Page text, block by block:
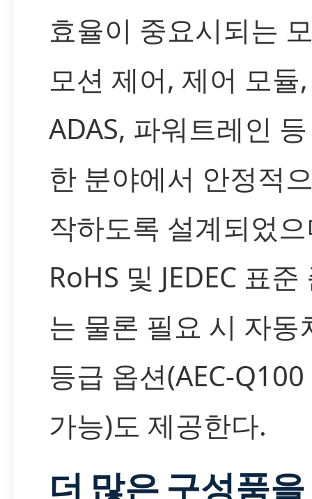
효율이 중요시되는
모션 제어, 제어 모듈,
ADAS, 파워트레인
한 분야에서 안정적
작하도록 설계되었
RoHS 및 JEDEC 표준
는 물론 필요 시 자동
등급 옵션(AEC-
가능)도 제공한다.
더 많은 구성품